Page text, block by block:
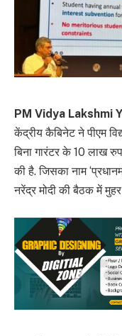
PM Vidya Lakshmi
केंद्रीय कैबिनेट ने पीएम
बिना गारंटर के 10 लाख
की है. जिसका नाम
नरेंद्र मोदी की बैठक में